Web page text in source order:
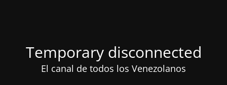
Temporary disconnected
El canal de todos los Venezolanos